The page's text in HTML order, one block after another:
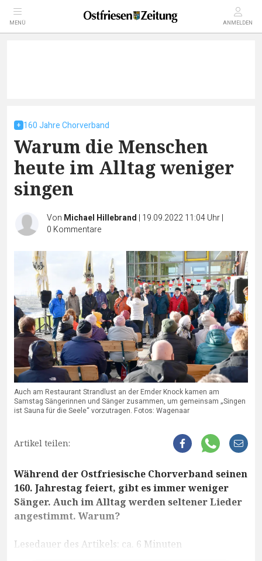
MENÜ ANMELDEN
160 Jahre Chorverband
Warum die Menschen
heute im Alltag weniger
singen
Von Michael Hillebrand | 19.09.2022 11:04 Uhr|
0 Kommentare
Auch am Restaurant Strandlust an der Emder Knock kamen am
Samstag Sängerinnen und Sänger zusammen, um gemeinsam „Singen
ist Sauna für die Seele“ vorzutragen. Fotos: Wagenaar
Artikel teilen:
Während der Ostfriesische Chorverband seinen
160. Jahrestag feiert, gibt es immer weniger
Sänger. Auch im Alltag werden seltener Lieder
angestimmt. Warum?
Lesedauer des Artikels: ca. 6 Minuten